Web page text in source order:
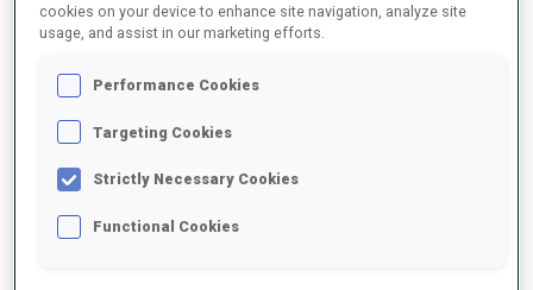
2025/2026
MOYENNE DE PERFORMANCE
RETARD SUR LE MEILLEUR CHRONO SKI
cookies on your device to enhance site navigation, analyze site
usage, and assist in our marketing efforts.
Performance Cookies
Targeting Cookies
Strictly Necessary Cookies
Functional Cookies